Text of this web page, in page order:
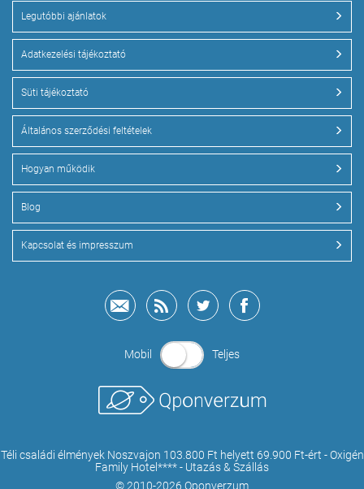
Legutóbbi ajánlatok
Adatkezelési tájékoztató
Süti tájékoztató
Általános szerződési feltételek
Hogyan működik
Blog
Kapcsolat és impresszum
Mobil Teljes
Téli családi élmények Noszvajon 103.800 Ft helyett 69.900 Ft-ért - Oxigén
Family Hotel**** - Utazás & Szállás
© 2010-2026 Qponverzum